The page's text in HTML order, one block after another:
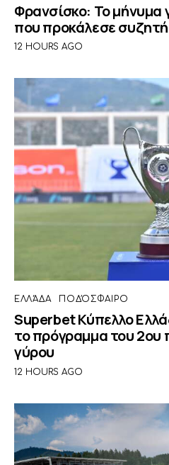
Φρανσίσκο: Το μήνυμα
που προκάλεσε
12 HOURS AGO
ΕΛΛΆΔΑ ΠΟΔΌΣΦΑΙΡΟ
Superbet Κύπελλο
το πρόγραμμα του 2ου
γύρου
12 HOURS AGO